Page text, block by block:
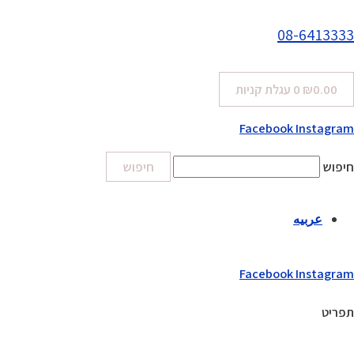
08-6413333
₪0.00
0 עגלת קניות
FacebookInstagram
חיפוש חיפוש
عربيه
FacebookInstagram
תפריט